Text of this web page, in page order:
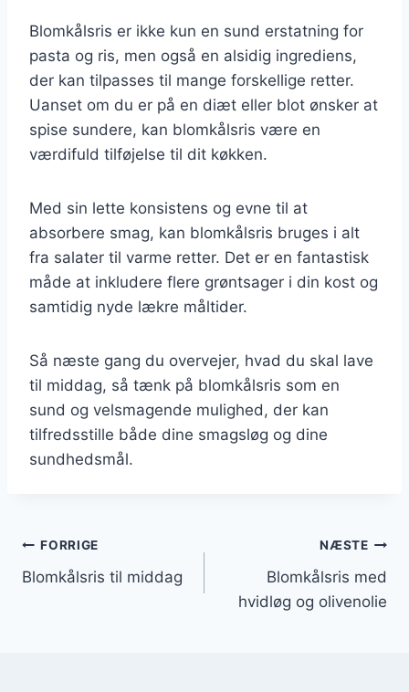
Blomkålsris er ikke kun en sund erstatning for
pasta og ris, men også en alsidig ingrediens,
der kan tilpasses til mange forskellige retter.
Uanset om du er på en diæt eller blot ønsker at
spise sundere, kan blomkålsris være en
værdifuld tilføjelse til dit køkken.
Med sin lette konsistens og evne til at
absorbere smag, kan blomkålsris bruges i alt
fra salater til varme retter. Det er en fantastisk
måde at inkludere flere grøntsager i din kost og
samtidig nyde lækre måltider.
Så næste gang du overvejer, hvad du skal lave
til middag, så tænk på blomkålsris som en
sund og velsmagende mulighed, der kan
tilfredsstille både dine smagsløg og dine
sundhedsmål.
Indlægsnavigation
FORRIGE
Blomkålsris til middag
NÆSTE
Blomkålsris med
hvidløg og olivenolie